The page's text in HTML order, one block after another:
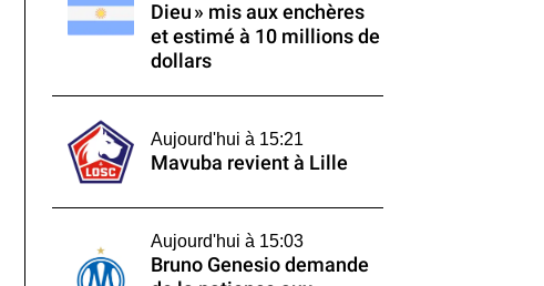
Dieu » mis aux enchères
et estimé à 10 millions de
dollars
Aujourd'hui à 15:21
Mavuba revient à Lille
Aujourd'hui à 15:03
Bruno Genesio demande